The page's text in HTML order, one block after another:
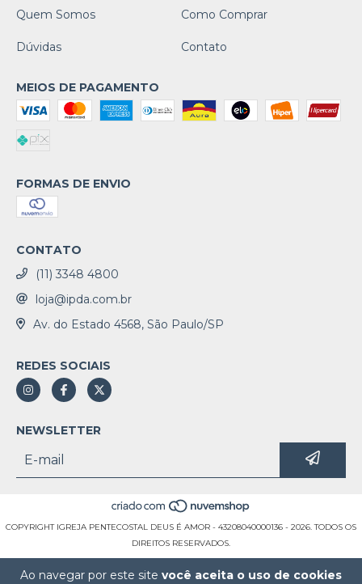
Ao navegar por este site você aceita o uso de cookies
Quem Somos Como Comprar
Dúvidas Contato
MEIOS DE PAGAMENTO
FORMAS DE ENVIO
CONTATO
(11) 3348 4800
loja@ipda.com.br
Av. do Estado 4568, São Paulo/SP
REDES SOCIAIS
NEWSLETTER
COPYRIGHT IGREJA PENTECOSTAL DEUS É AMOR - 43208040000136 - 2026. TODOS OS
DIREITOS RESERVADOS.